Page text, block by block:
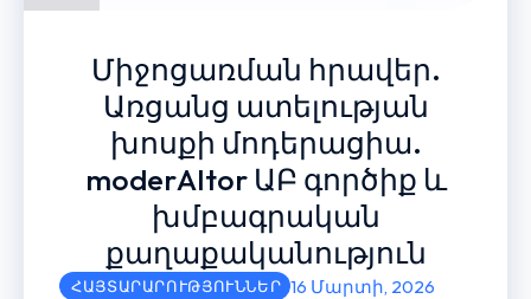
Միջոցառման հրավեր.
Առցանց ատելության
խոսքի մոդերացիա.
moderAItor ԱԲ գործիք և
խմբագրական
քաղաքականություն
ՀԱՅՏԱՐԱՐՈՒԹՅՈՒՆՆԵՐ 16 Մարտի, 2026